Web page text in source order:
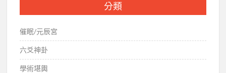
分類
催眠/元辰宮
六爻神卦
學術堪輿